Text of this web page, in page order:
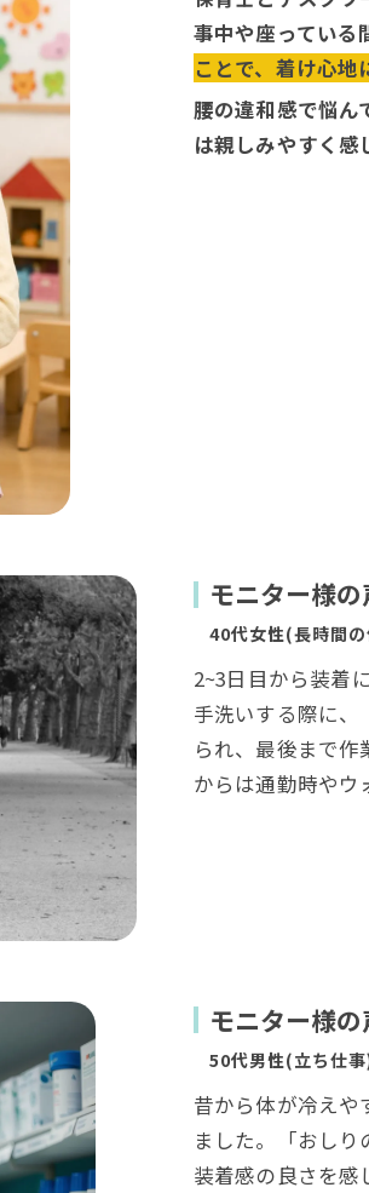
事中や座っている
ことで、着け心地
腰の違和感で悩ん
は親しみやすく感
モニター様
40代女性(長時間
2~3日目から装着
手洗いする際に
られ、最後まで
からは通勤時やウ
モニター様
50代男性(立ち仕
昔から体が冷えや
ました。「おし
装着感の良さを感
お問い合わせはこち